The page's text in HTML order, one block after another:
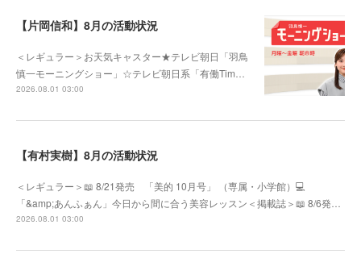
【片岡信和】8月の活動状況
＜レギュラー＞お天気キャスター★テレビ朝日「羽鳥
慎一モーニングショー」☆テレビ朝日系「有働Tim…
2026.08.01 03:00
【有村実樹】8月の活動状況
＜レギュラー＞📖 8/21発売 「美的 10月号」 （専属・小学館）💻
「&amp;あんふぁん」今日から間に合う美容レッスン＜掲載誌＞📖 8/6発…
2026.08.01 03:00